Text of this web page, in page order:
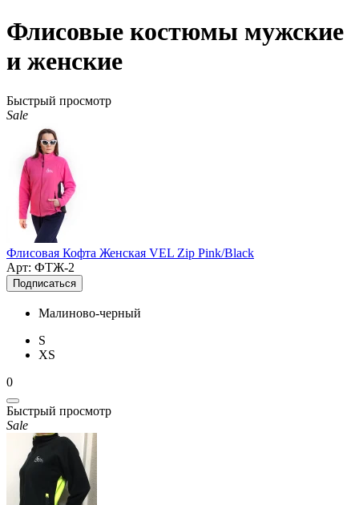
Флисовые костюмы мужские
и женские
Быстрый просмотр
Sale
Флисовая Кофта Женская VEL Zip Pink/Black
Арт: ФТЖ-2
Подписаться
Малиново-черный
S
XS
0
Быстрый просмотр
Sale